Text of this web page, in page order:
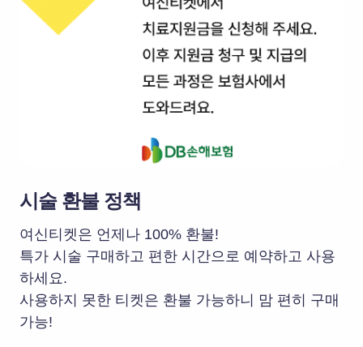
시술 환불 정책
여신티켓은 언제나 100% 환불!
특가 시술 구매하고 편한 시간으로 예약하고 사용
하세요.
사용하지 못한 티켓은 환불 가능하니 맘 편히 구매
가능!